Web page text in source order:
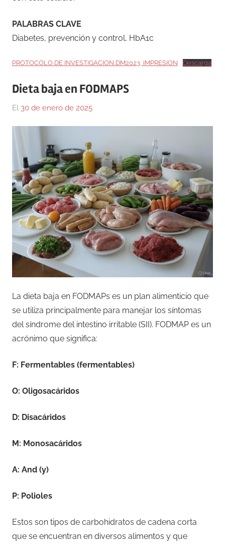
PALABRAS CLAVE
Diabetes, prevención y control, HbA1c
PROTOCOLO DE INVESTIGACION DM2023, IMPRESION Descarga
Dieta baja en FODMAPS
El 30 de enero de 2025
La dieta baja en FODMAPs es un plan alimenticio que
se utiliza principalmente para manejar los síntomas
del síndrome del intestino irritable (SII). FODMAP es un
acrónimo que significa:
F: Fermentables (fermentables)
O: Oligosacáridos
D: Disacáridos
M: Monosacáridos
A: And (y)
P: Polioles
Estos son tipos de carbohidratos de cadena corta
que se encuentran en diversos alimentos y que